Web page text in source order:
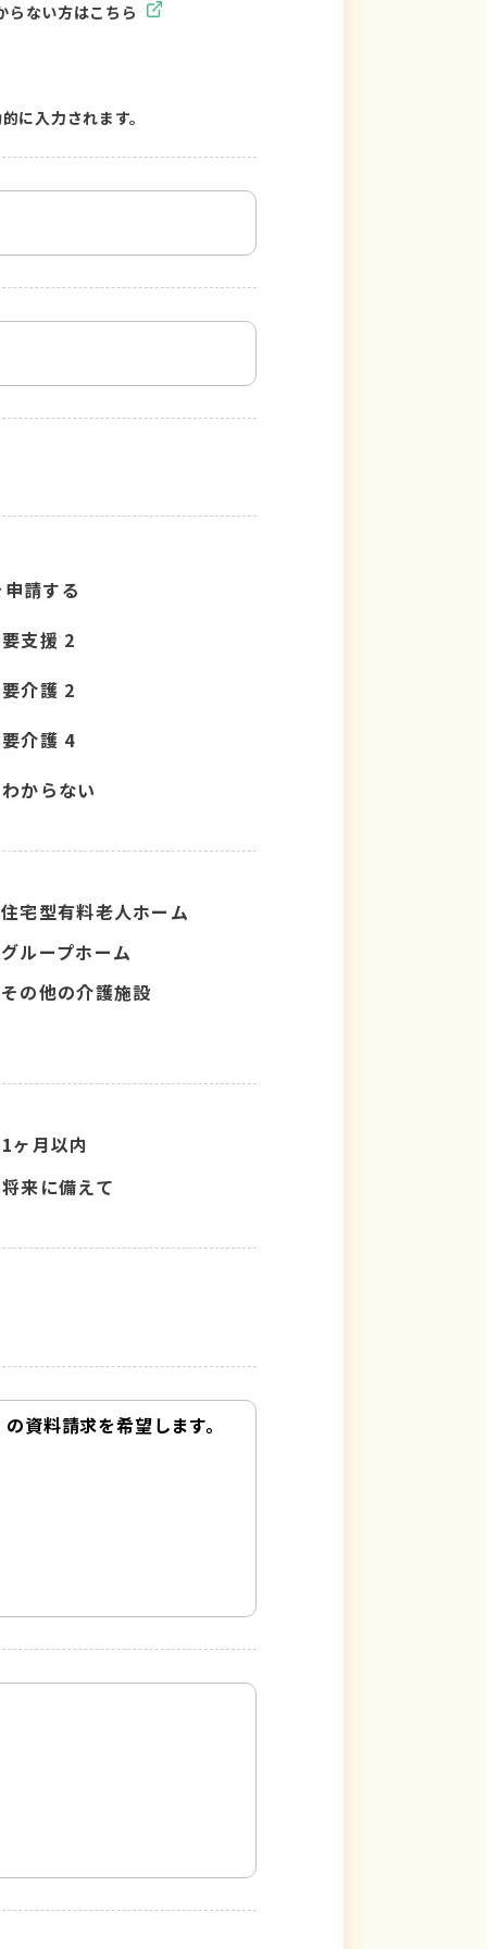
らない方はこちら
に入力されます。
請する
要支援 2
要介護 2
要介護 4
わからない
住宅型有料老人ホーム
グループホーム
その他の介護施設
1ヶ月以内
将来に備えて